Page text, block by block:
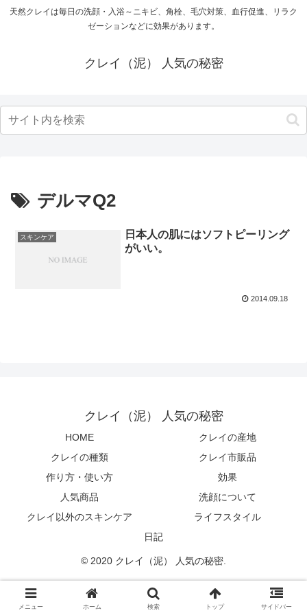
天然クレイは毎日の洗顔・入浴～ニキビ、角栓、毛穴対策、血行促進、リラク
ゼーションなどに効果があります。
クレイ（泥） 人気の秘密
デルマQ2
スキンケア
日本人の肌にはソフトピーリング
がいい。
2014.09.18
クレイ（泥） 人気の秘密
HOME
クレイの産地
クレイの種類
クレイ市販品
作り方・使い方
効果
人気商品
洗顔について
クレイ以外のスキンケア
ライフスタイル
日記
© 2020 クレイ（泥） 人気の秘密.
メニュー ホーム 検索 トップ サイドバー